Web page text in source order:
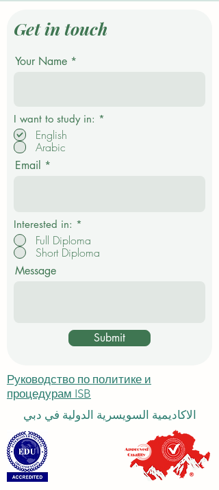
Get in touch
Your Name
I want to study in: *
English
Arabic
Email
Interested in: *
Full Diploma
Short Diploma
Message
Submit
Руководство по политике и
процедурам ISB
الاكاديمية السويسرية الدولية في دبي